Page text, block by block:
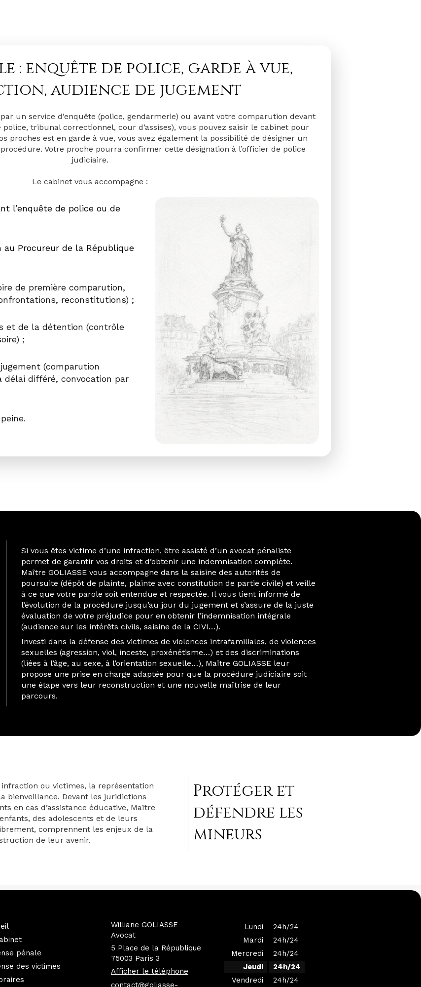
: enquête de police, garde à vue,
audience de jugement
un service d’enquête (police, gendarmerie) ou avant votre comparution devant
tribunal correctionnel, cour d’assises), vous pouvez saisir le cabinet pour
proches est en garde à vue, vous avez également la possibilité de désigner un
Votre proche pourra confirmer cette désignation à l’officier de police
judiciaire.
Le cabinet vous accompagne :
l’enquête de police ou de
Procureur de la République
de première comparution,
reconstitutions) ;
et de la détention (contrôle
;
(comparution
délai différé, convocation par
Si vous êtes victime d’une infraction, être assisté d’un avocat pénaliste
permet de garantir vos droits et d’obtenir une indemnisation complète.
Maître GOLIASSE vous accompagne dans la saisine des autorités de
poursuite (dépôt de plainte, plainte avec constitution de partie civile) et veille
à ce que votre parole soit entendue et respectée. Il vous tient informé de
l’évolution de la procédure jusqu’au jour du jugement et s’assure de la juste
évaluation de votre préjudice pour en obtenir l’indemnisation intégrale
(audience sur les intérêts civils, saisine de la CIVI…).
Investi dans la défense des victimes de violences intrafamiliales, de violences
sexuelles (agression, viol, inceste, proxénétisme…) et des discriminations
(liées à l’âge, au sexe, à l’orientation sexuelle…), Maître GOLIASSE leur
propose une prise en charge adaptée pour que la procédure judiciaire soit
une étape vers leur reconstruction et une nouvelle maîtrise de leur
parcours.
ou victimes, la représentation
bienveillance. Devant les juridictions
en cas d’assistance éducative, Maître
des adolescents et de leurs
comprennent les enjeux de la
de leur avenir.
Protéger et
défendre les
mineurs
pénale
des victimes
Williane GOLIASSE
Avocat
5 Place de la République
75003 Paris 3
Afficher le téléphone
contact@goliasse-
Lundi
24h/24
Mardi
24h/24
Mercredi
24h/24
Jeudi
24h/24
Vendredi
24h/24